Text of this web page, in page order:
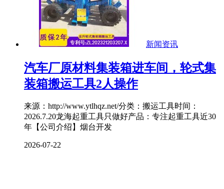
新闻资讯
汽车厂原材料集装箱进车间，轮式集
装箱搬运工具2人操作
来源：http://www.ytlhqz.net/分类：搬运工具时间：
2026.7.20龙海起重工具只做好产品：专注起重工具近30
年【公司介绍】烟台开发
2026-07-22